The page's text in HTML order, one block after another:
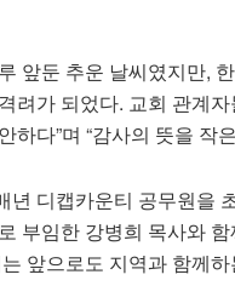
앞둔 추운 날씨였지만,
려가 되었다. 교회 관계
하다”며 “감사의 뜻을 작
년 디캡카운티 공무원을
부임한 강병희 목사와
앞으로도 지역과 함께